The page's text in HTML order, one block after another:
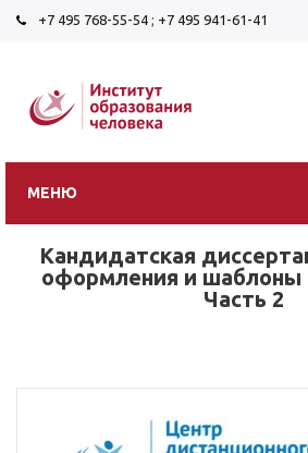
+7 495 768-55-54 ; +7 495 941-61-41
МЕНЮ
Кандидатская
оформления и шаблоны
Часть 2